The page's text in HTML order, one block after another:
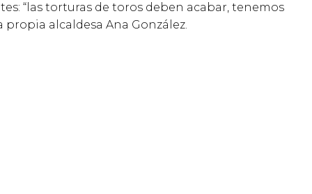
“las torturas de toros deben acabar, tenemos
alcaldesa Ana González.